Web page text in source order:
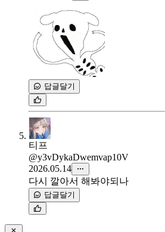
답글달기
티프
@y3vDykaDwemvap10V
2026.05.14
다시 깔아서 해봐야되나
답글달기